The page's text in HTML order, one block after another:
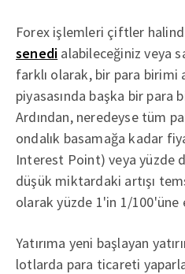
Forex işlemleri çiftler
senedi alabileceğiniz veya
farklı olarak, bir para birimi
piyasasında başka bir para
Ardından, neredeyse tüm
ondalık basamağa kadar
Interest Point) veya yüzde
düşük miktardaki artışı
olarak yüzde 1'in 1/100'üne
Yatırıma yeni başlayan
lotlarda para ticareti